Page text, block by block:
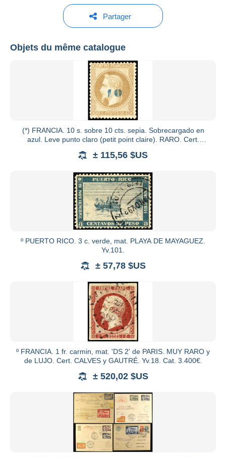
Soler y Llach
Voir tous les catalogues
Partager
Objets du même catalogue
(*) FRANCIA. 10 s. sobre 10 cts. sepia. Sobrecargado en
azul. Leve punto claro (petit point claire). RARO. Cert.
± 115,56 $US
º PUERTO RICO. 3 c. verde, mat. PLAYA DE MAYAGUEZ.
Yv.101.
± 57,78 $US
º FRANCIA. 1 fr. carmin, mat. 'DS 2' de PARIS. MUY RARO y
de LUJO. Cert. CALVES y GAUTRÉ. Yv.18. Cat. 3.400€.
± 520,02 $US